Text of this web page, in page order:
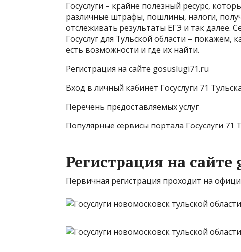
Госуслуги – крайне полезный ресурс,
различные штрафы, пошлины, налоги,
отслеживать результаты ЕГЭ и так далее.
Госуслуг для Тульской области – покажем,
есть возможности и где их найти.
Регистрация на сайте gosuslugi71.ru
Вход в личный кабинет Госуслуги 71
Перечень предоставляемых услуг
Популярные сервисы портала Госуслуги 71
Регистрация на сайте
Первичная регистрация проходит на